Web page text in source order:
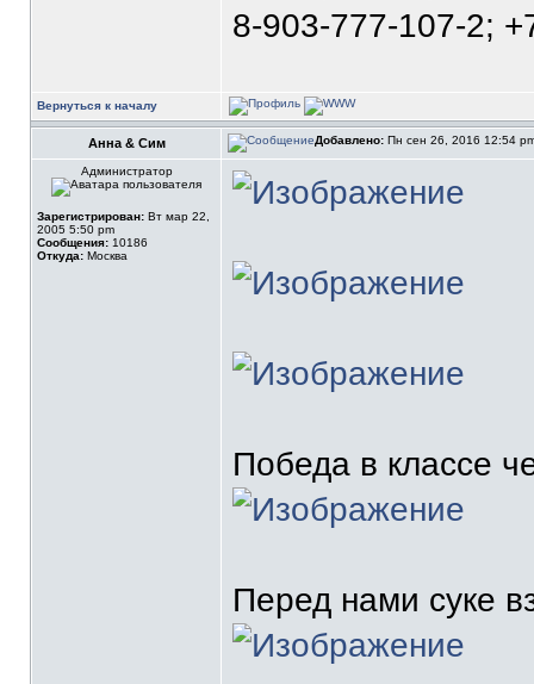
8-903-777-107-2;
Вернуться к началу
Анна & Сим Добавлено: Пн сен 26, 2016 12:54
Администратор
Зарегистрирован: Вт мар 22,
2005 5:50 pm
Сообщения: 10186
Откуда: Москва
Победа в классе
Перед нами суке